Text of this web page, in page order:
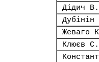
Дідич
Жеваго
Клюєв